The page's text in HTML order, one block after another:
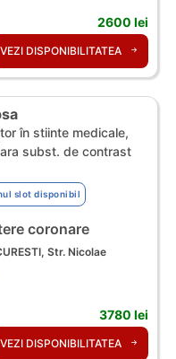
2600 lei
VEZI DISPONIBILITATEA
în stiinte medicale,
subst. de contrast
slot disponibil
coronare
Str. Nicolae
3780 lei
VEZI DISPONIBILITATEA